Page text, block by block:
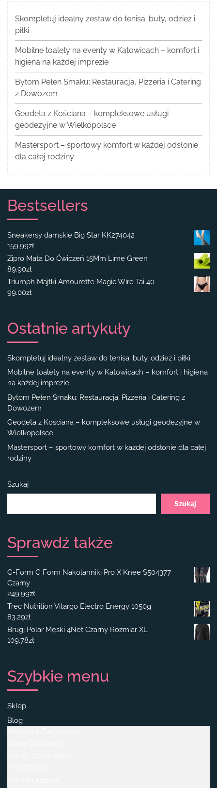
Skompletuj idealny zestaw do tenisa: buty, odzież i
piłki
Mobilne toalety na eventy w Katowicach – komfort i
higiena na każdej imprezie
Bytom Pełen Smaku: Restauracja, Pizzeria i Catering
z Dowozem
Geodeta z Kościana – kompleksowe usługi
geodezyjne w Wielkopolsce
Mastersport – sportowy komfort w każdej odsłonie
dla całej rodziny
Bestsellers
Sneakersy damskie Big Star KK274042
159.99zł
Zipro Mata Do Ćwiczeń 15Mm Lime Green
89.90zł
Triumph Majtki Amourette Magic Wire Tai 40
99.00zł
Ostatnie artykuły
Skompletuj idealny zestaw do tenisa: buty, odzież i piłki
Mobilne toalety na eventy w Katowicach – komfort i higiena
na każdej imprezie
Bytom Pełen Smaku: Restauracja, Pizzeria i Catering z
Dowozem
Geodeta z Kościana – kompleksowe usługi geodezyjne w
Wielkopolsce
Mastersport – sportowy komfort w każdej odsłonie dla całej
rodziny
Szukaj
Szukaj
Sprawdź także
G-Form G Form Nakolanniki Pro X Knee S504377
Czarny
249.99zł
Trec Nutrition Vitargo Electro Energy 1050g
83.29zł
Brugi Polar Męski 4Net Czarny Rozmiar XL
109.78zł
Szybkie menu
Sklep
Blog